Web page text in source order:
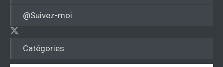
Catégories
@Suivez-moi